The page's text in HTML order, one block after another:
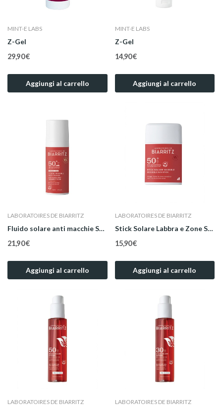
MINT-E LABS
Z-Gel
29,90 €
Aggiungi al carrello
MINT-E LABS
Z-Gel
14,90 €
Aggiungi al carrello
LABORATOIRES DE BIARRITZ
Fluido solare anti macchie SPF50+
21,90 €
Aggiungi al carrello
LABORATOIRES DE BIARRITZ
Stick Solare Labbra e Zone Sensibili -...
15,90 €
Aggiungi al carrello
LABORATOIRES DE BIARRITZ LABORATOIRES DE BIARRITZ